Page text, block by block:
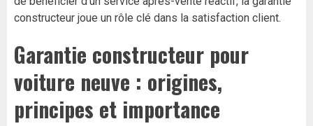
constructeur joue un rôle clé dans la satisfaction client.
Garantie constructeur pour
voiture neuve : origines,
principes et importance